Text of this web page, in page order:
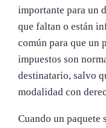
importante para un
que faltan o están
común para que un
impuestos son
destinatario, salvo
modalidad con
Cuando un paquete